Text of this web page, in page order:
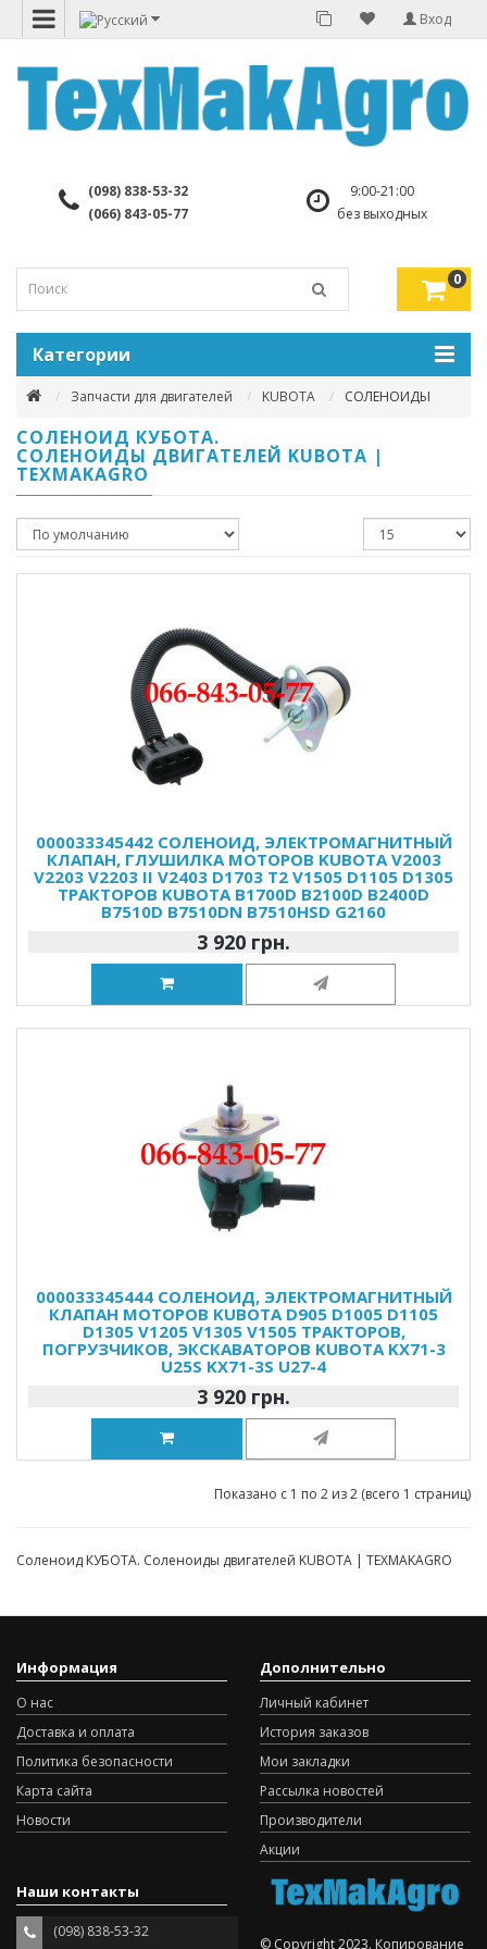
Вход
(098) 838-53-32
(066) 843-05-77
9:00-21:00
без выходных
0
Категории
Запчасти для двигателей KUBOTA СОЛЕНОИДЫ
СОЛЕНОИД КУБОТА.
СОЛЕНОИДЫ ДВИГАТЕЛЕЙ KUBOTA |
TEXMAKAGRO
000033345442 СОЛЕНОИД, ЭЛЕКТРОМАГНИТНЫЙ
КЛАПАН, ГЛУШИЛКА МОТОРОВ KUBOTA V2003
V2203 V2203 II V2403 D1703 T2 V1505 D1105 D1305
ТРАКТОРОВ KUBOTA B1700D B2100D B2400D
B7510D B7510DN B7510HSD G2160
3 920 грн.
000033345444 СОЛЕНОИД, ЭЛЕКТРОМАГНИТНЫЙ
КЛАПАН МОТОРОВ KUBOTA D905 D1005 D1105
D1305 V1205 V1305 V1505 ТРАКТОРОВ,
ПОГРУЗЧИКОВ, ЭКСКАВАТОРОВ KUBOTA KX71-3
U25S KX71-3S U27-4
3 920 грн.
Показано с 1 по 2 из 2 (всего 1 страниц)
Соленоид КУБОТА. Соленоиды двигателей KUBOTA | TEXMAKAGRO
Информация
О нас
Доставка и оплата
Политика безопасности
Карта сайта
Новости
Дополнительно
Личный кабинет
История заказов
Мои закладки
Рассылка новостей
Производители
Акции
Наши контакты
(098) 838-53-32
© Copyright 2023. Копирование